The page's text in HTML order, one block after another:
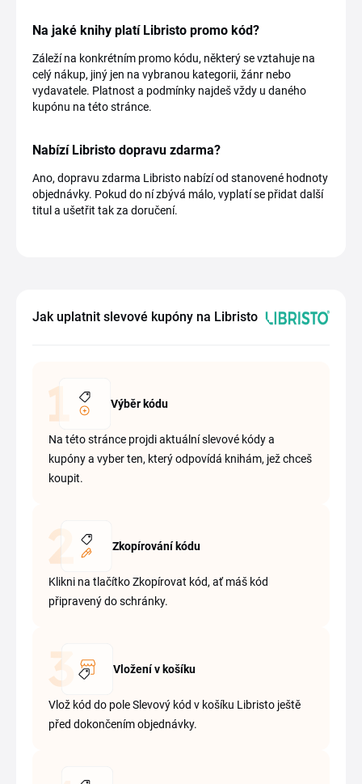
Na jaké knihy platí Libristo promo kód?
Záleží na konkrétním promo kódu, některý se vztahuje na
celý nákup, jiný jen na vybranou kategorii, žánr nebo
vydavatele. Platnost a podmínky najdeš vždy u daného
kupónu na této stránce.
Nabízí Libristo dopravu zdarma?
Ano, dopravu zdarma Libristo nabízí od stanovené hodnoty
objednávky. Pokud do ní zbývá málo, vyplatí se přidat další
titul a ušetřit tak za doručení.
Jak uplatnit slevové kupóny na Libristo
Výběr kódu
Na této stránce projdi aktuální slevové kódy a
kupóny a vyber ten, který odpovídá knihám, jež chceš
koupit.
Zkopírování kódu
Klikni na tlačítko Zkopírovat kód, ať máš kód
připravený do schránky.
Vložení v košíku
Vlož kód do pole Slevový kód v košíku Libristo ještě
před dokončením objednávky.